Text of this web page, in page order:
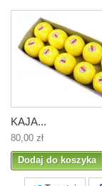
KAJA...
80,00 zł
Dodaj do koszyka